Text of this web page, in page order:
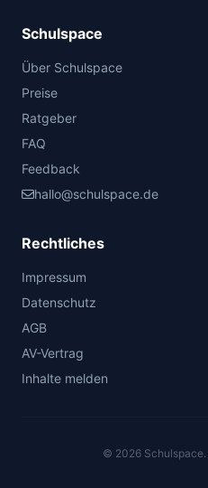
Schulspace
Über Schulspace
Preise
Ratgeber
FAQ
Feedback
hallo@schulspace.de
Rechtliches
Impressum
Datenschutz
AGB
AV-Vertrag
Inhalte melden
© 2026 Schulspace.